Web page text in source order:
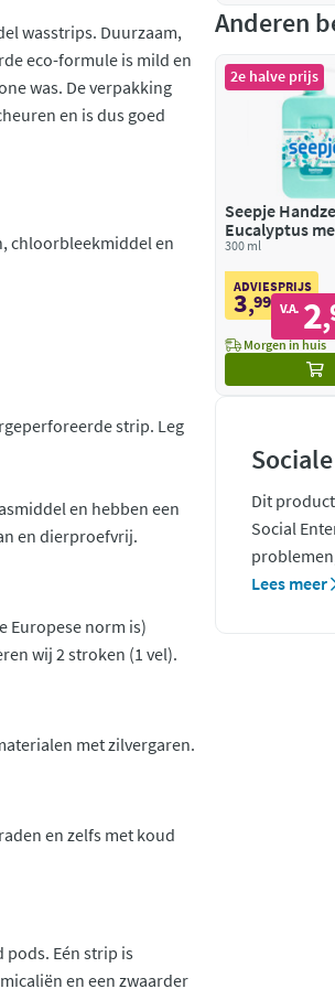
wasstrips. Duurzaam,
eco-formule is mild en
was. De verpakking
en is dus goed
chloorbleekmiddel en
strip. Leg
en hebben een
en dierproefvrij.
Europese norm is)
wij 2 stroken (1 vel).
met zilvergaren.
en zelfs met koud
Eén strip is
en een zwaarder
Anderen
2e halve prijs
Seepje
Eucalyptus
Rozemarijn
300 ml
ADVIESPRIJS
3,99 V.A. 2,
Morgen in huis
Dit
Social
Lees meer